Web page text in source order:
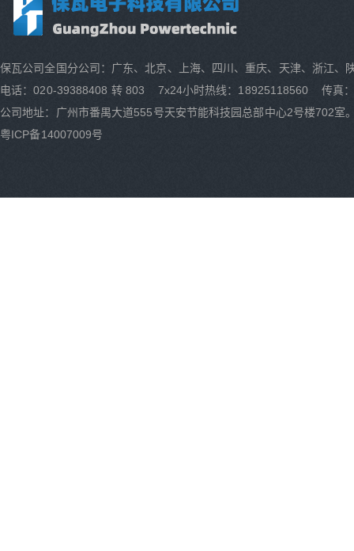
保瓦公司全国分公司：广东、北京、上海、四川、重庆、天津、浙江
电话：020-39388408 转 803 7x24小时热线：18925118560 传真
公司地址：广州市番禺大道555号天安节能科技园总部中心2号楼702室
粤ICP备14007009号